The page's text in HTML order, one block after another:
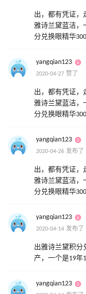
出，都有凭证，
雅诗兰黛蓝洁，
分兑换眼精华
yangqian123
2020-04-27 赞了
出，都有凭证，
雅诗兰黛蓝洁，
分兑换眼精华
yangqian123
2020-04-26 发布了
出，都有凭证，
雅诗兰黛蓝洁，
分兑换眼精华
yangqian123
2020-04-14 发布了
出雅诗兰黛积分
产，一个是19年
yangqian123